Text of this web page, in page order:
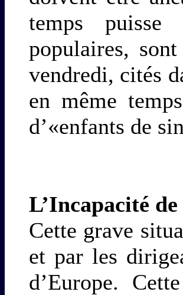
temps puisse
populaires,
vendredi, cités
en même
d’«enfants de
L’Incapacité
Cette grave
et par les
d’Europe.